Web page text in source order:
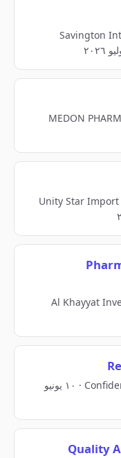
Savington
MEDON
Unity Star Import
Al Khayyat
Confidential · Dubai, United Arab Emirates · ١٠ يونيو
Quality